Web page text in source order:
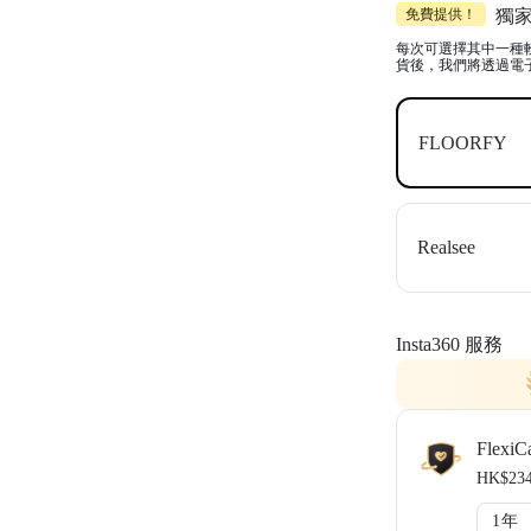
適用頂級商
DroneDeploy
免費提供！ 獨
每次可選擇其中一種
貨後，我們將透過電
FLOORFY
Realsee
Insta360 服務
1年